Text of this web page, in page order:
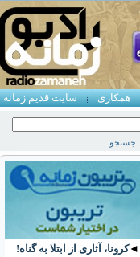
سایت قدیم زمانه همکاری
◄کرونا، آثاری از ابتلا به گناه!